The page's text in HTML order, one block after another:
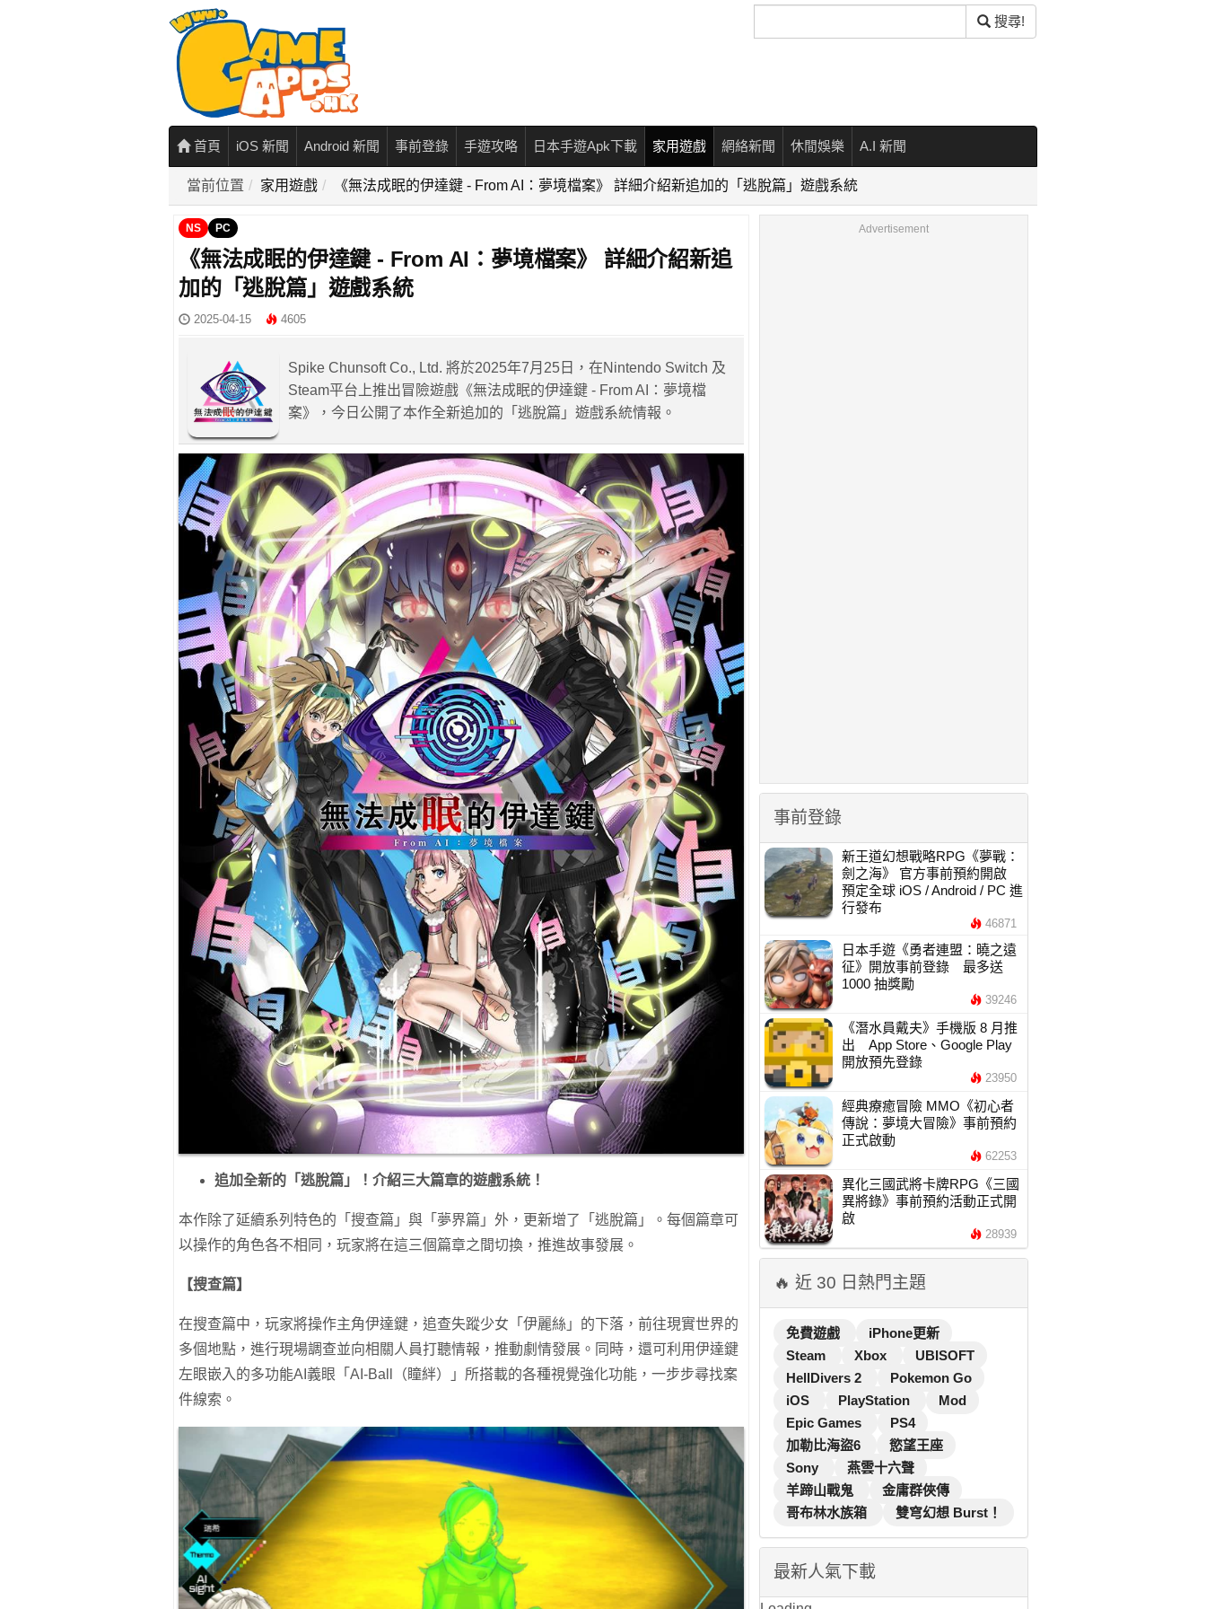
尋
搜尋!
首頁 iOS 新聞 Android 新聞 事前登錄 手遊攻略 日本手遊Apk下載 家用遊戲 網絡新聞 休閒娛樂 A.I 新聞
當前位置 家用遊戲 《無法成眠的伊達鍵 - From AI：夢境檔案》 詳細介紹新追加的「逃脫篇」遊戲系統
NS PC
《無法成眠的伊達鍵 - From AI：夢境檔案》 詳細介紹新追
加的「逃脫篇」遊戲系統
2025-04-15 4605
Spike Chunsoft Co., Ltd. 將於2025年7月25日，在Nintendo Switch 及
Steam平台上推出冒險遊戲《無法成眠的伊達鍵 - From AI：夢境檔
案》，今日公開了本作全新追加的「逃脫篇」遊戲系統情報。
追加全新的「逃脫篇」！介紹三大篇章的遊戲系統！
本作除了延續系列特色的「搜查篇」與「夢界篇」外，更新增了「逃脫篇」。每個篇章可
以操作的角色各不相同，玩家將在這三個篇章之間切換，推進故事發展。
【搜查篇】
在搜查篇中，玩家將操作主角伊達鍵，追查失蹤少女「伊麗絲」的下落，前往現實世界的
多個地點，進行現場調查並向相關人員打聽情報，推動劇情發展。同時，還可利用伊達鍵
左眼嵌入的多功能AI義眼「AI-Ball（瞳絆）」所搭載的各種視覺強化功能，一步步尋找案
件線索。
Advertisement
事前登錄
新王道幻想戰略RPG《夢戰：
劍之海》 官方事前預約開啟
預定全球 iOS / Android / PC 進
行發布
46871
日本手遊《勇者連盟：曉之遠
征》開放事前登錄 最多送
1000 抽獎勵
39246
《潛水員戴夫》手機版 8 月推
出 App Store、Google Play
開放預先登錄
23950
經典療癒冒險 MMO《初心者
傳說：夢境大冒險》事前預約
正式啟動
62253
異化三國武將卡牌RPG《三國
異將錄》事前預約活動正式開
啟
28939
🔥 近 30 日熱門主題
免費遊戲
iPhone更新
Steam
Xbox
UBISOFT
HellDivers 2
Pokemon Go
iOS
PlayStation
Mod
Epic Games
PS4
加勒比海盜6
慾望王座
Sony
燕雲十六聲
羊蹄山戰鬼
金庸群俠傳
哥布林水族箱
雙穹幻想 Burst！
最新人氣下載